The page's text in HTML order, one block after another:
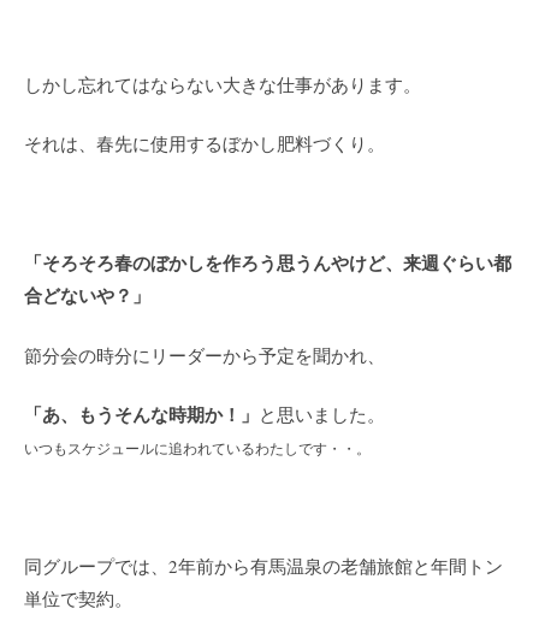
しかし忘れてはならない大きな仕事があります。
それは、春先に使用するぼかし肥料づくり。
「そろそろ春のぼかしを作ろう思うんやけど、来週ぐらい都
合どないや？」
節分会の時分にリーダーから予定を聞かれ、
「あ、もうそんな時期か！」 と思いました。
いつもスケジュールに追われているわたしです・・。
同グループでは、2年前から有馬温泉の老舗旅館と年間トン
単位で契約。